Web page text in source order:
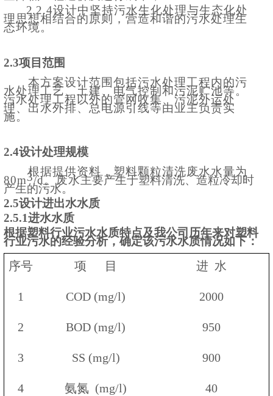
2.2.4设计中坚持污水生化处理与生态化处
理思想相结合的原则，营造和谐的污水处理生
态环境。
2.3项目范围
本方案设计范围包括污水处理工程内的污
水处理工艺、土建、电气控制和污泥贮池等。
污水处理工程以外的管网收集、污泥外运处
理、出水外排、总电源引线等由业主负责实
施。
2.4设计处理规模
根据提供资料，塑料颗粒清洗废水水量为
80m3/d。废水主要产生于塑料清洗、造粒冷却时
产生的污水。
2.5设计进出水水质
2.5.1进水水质
根据塑料行业污水水质特点及我公司历年来对塑料
行业污水的经验分析，确定该污水水质情况如下：
序号 项 目 进 水
1 COD (mg/l) 2000
2 BOD (mg/l) 950
3 SS (mg/l) 900
4 氨氮 (mg/l) 40